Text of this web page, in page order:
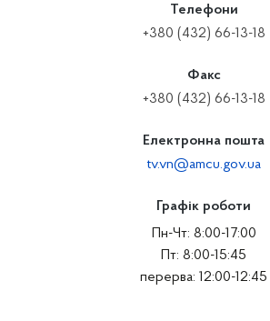
Телефони
+380 (432) 66-13-18
Факс
+380 (432) 66-13-18
Електронна пошта
tv.vn@amcu.gov.ua
Графік роботи
Пн-Чт: 8:00-17:00
Пт: 8:00-15:45
перерва: 12:00-12:45